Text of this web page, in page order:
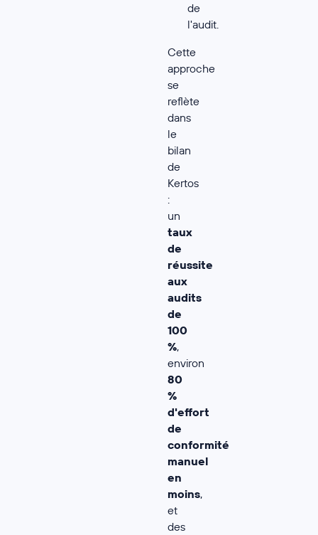
de
l'audit.
Cette
approche
se
reflète
dans
le
bilan
de
Kertos
:
un
taux
de
réussite
aux
audits
de
100
%,
environ
80
%
d'effort
de
conformité
manuel
en
moins,
et
des